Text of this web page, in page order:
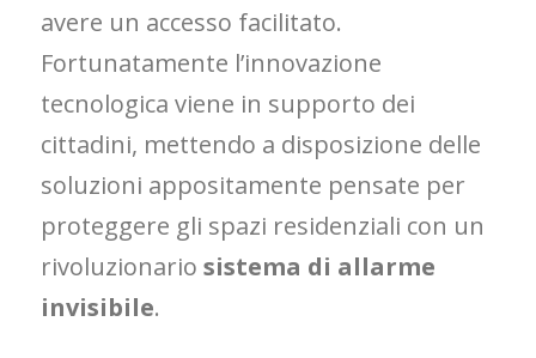
avere un accesso facilitato.
Fortunatamente l’innovazione
tecnologica viene in supporto dei
cittadini, mettendo a disposizione delle
soluzioni appositamente pensate per
proteggere gli spazi residenziali con un
rivoluzionariosistema di allarme
invisibile.